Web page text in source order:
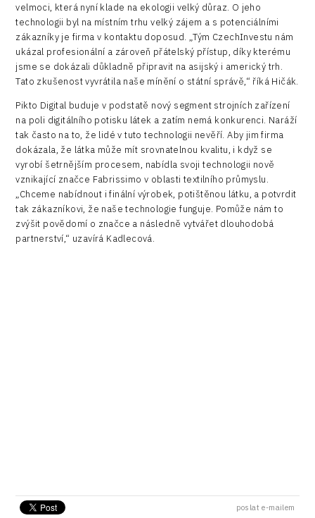
velmoci, která nyní klade na ekologii velký důraz. O jeho
technologii byl na místním trhu velký zájem a s potenciálními
zákazníky je firma v kontaktu doposud. „Tým CzechInvestu nám
ukázal profesionální a zároveň přátelský přístup, díky kterému
jsme se dokázali důkladně připravit na asijský i americký trh.
Tato zkušenost vyvrátila naše mínění o státní správě,“ říká Hičák.
Pikto Digital buduje v podstatě nový segment strojních zařízení
na poli digitálního potisku látek a zatím nemá konkurenci. Naráží
tak často na to, že lidé v tuto technologii nevěří. Aby jim firma
dokázala, že látka může mít srovnatelnou kvalitu, i když se
vyrobí šetrnějším procesem, nabídla svoji technologii nově
vznikající značce Fabrissimo v oblasti textilního průmyslu.
„Chceme nabídnout i finální výrobek, potištěnou látku, a potvrdit
tak zákazníkovi, že naše technologie funguje. Pomůže nám to
zvýšit povědomí o značce a následně vytvářet dlouhodobá
partnerství,“ uzavírá Kadlecová.
poslat e-mailem